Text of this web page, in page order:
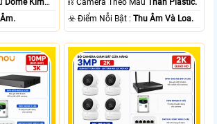
Dome Kim
⛓ Camera Theo MẫuThân Plastic.
️☣️ Điểm Nỗi Bật :Thu Âm Và Loa.